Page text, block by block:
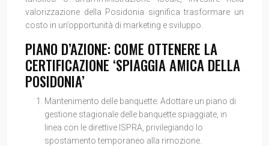
valorizzazione della Posidonia significa trasformare un
costo in un’opportunità di marketing e sviluppo.
PIANO D’AZIONE: COME OTTENERE LA
CERTIFICAZIONE ‘SPIAGGIA AMICA DELLA
POSIDONIA’
Mantenimento delle banquette: Adottare un piano di
gestione stagionale delle banquette spiaggiate, in
linea con le direttive ISPRA, privilegiando lo
spostamento temporaneo alla rimozione.